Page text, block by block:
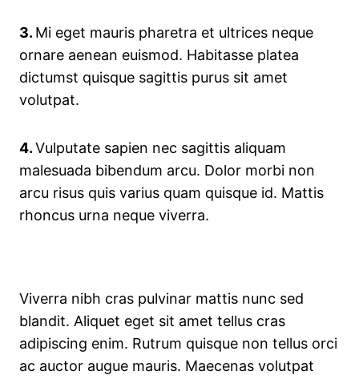
3. Mi eget mauris pharetra et ultrices neque
ornare aenean euismod. Habitasse platea
dictumst quisque sagittis purus sit amet
volutpat.
4.Vulputate sapien nec sagittis aliquam
malesuada bibendum arcu. Dolor morbi non
arcu risus quis varius quam quisque id. Mattis
rhoncus urna neque viverra.
Viverra nibh cras pulvinar mattis nunc sed
blandit. Aliquet eget sit amet tellus cras
adipiscing enim. Rutrum quisque non tellus orci
ac auctor augue mauris. Maecenas volutpat